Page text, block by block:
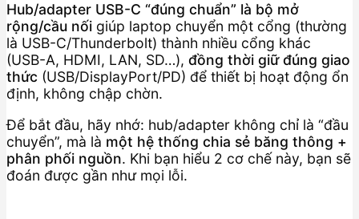
Hub/adapter USB-C “đúng chuẩn” là bộ mở
rộng/cầu nối giúp laptop chuyển một cổng (thường
là USB-C/Thunderbolt) thành nhiều cổng khác
(USB-A, HDMI, LAN, SD…), đồng thời giữ đúng giao
thức (USB/DisplayPort/PD) để thiết bị hoạt động ổn
định, không chập chờn.
Để bắt đầu, hãy nhớ: hub/adapter không chỉ là “đầu
chuyển”, mà là một hệ thống chia sẻ băng thông +
phân phối nguồn. Khi bạn hiểu 2 cơ chế này, bạn sẽ
đoán được gần như mọi lỗi.